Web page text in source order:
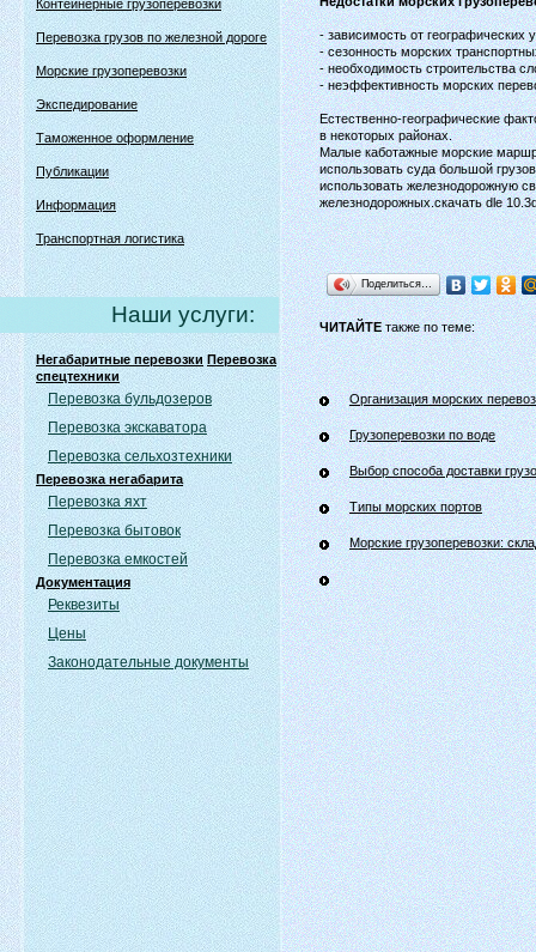
Контейнерные грузоперевозки
Перевозка грузов по железной дороге
Морские грузоперевозки
Экспедирование
Таможенное оформление
Публикации
Информация
Транспортная логистика
Наши услуги:
Негабаритные перевозки Перевозка
спецтехники
Перевозка бульдозеров
Перевозка экскаватора
Перевозка сельхозтехники
Перевозка негабарита
Перевозка яхт
Перевозка бытовок
Перевозка емкостей
Документация
Реквезиты
Цены
Законодательные документы
- зависимость от географических
- сезонность морских
- необходимость строительства
- неэффективность морских
Естественно-географические
в некоторых районах.
Малые каботажные морские
использовать суда большой
использовать железнодорожную
железнодорожных.скачать dle
Поделиться…
ЧИТАЙТЕтакже по теме:
Организация морских
Грузоперевозки по воде
Выбор способа доставки
Типы морских портов
Морские грузоперевозки: